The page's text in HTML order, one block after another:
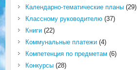
Календарно-тематические планы(29)
Классному руководителю(37)
Книги(22)
Коммунальные платежи(4)
Компетенция по предметам (6)
Конкурсы(28)